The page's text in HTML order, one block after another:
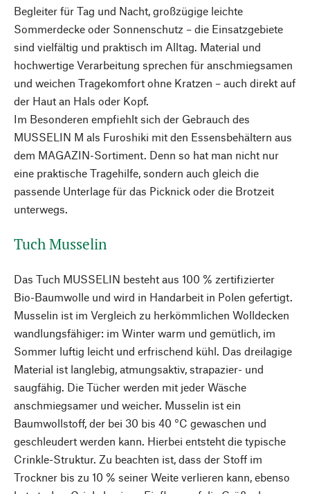
Begleiter für Tag und Nacht, großzügige leichte
Sommerdecke oder Sonnenschutz – die Einsatzgebiete
sind vielfältig und praktisch im Alltag. Material und
hochwertige Verarbeitung sprechen für anschmiegsamen
und weichen Tragekomfort ohne Kratzen – auch direkt auf
der Haut an Hals oder Kopf.
Im Besonderen empfiehlt sich der Gebrauch des
MUSSELIN M als Furoshiki mit den Essensbehältern aus
dem MAGAZIN-Sortiment. Denn so hat man nicht nur
eine praktische Tragehilfe, sondern auch gleich die
passende Unterlage für das Picknick oder die Brotzeit
unterwegs.
Tuch Musselin
Das Tuch MUSSELIN besteht aus 100 % zertifizierter
Bio-Baumwolle und wird in Handarbeit in Polen gefertigt.
Musselin ist im Vergleich zu herkömmlichen Wolldecken
wandlungsfähiger: im Winter warm und gemütlich, im
Sommer luftig leicht und erfrischend kühl. Das dreilagige
Material ist langlebig, atmungsaktiv, strapazier- und
saugfähig. Die Tücher werden mit jeder Wäsche
anschmiegsamer und weicher. Musselin ist ein
Baumwollstoff, der bei 30 bis 40 °C gewaschen und
geschleudert werden kann. Hierbei entsteht die typische
Crinkle-Struktur. Zu beachten ist, dass der Stoff im
Trockner bis zu 10 % seiner Weite verlieren kann, ebenso